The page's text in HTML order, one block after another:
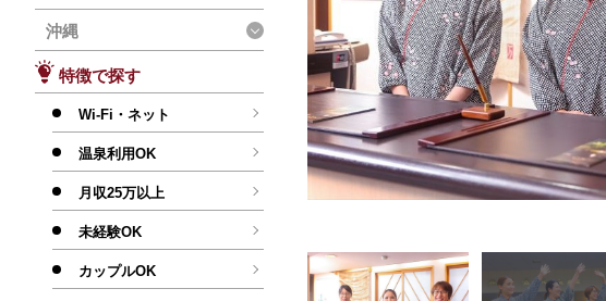
沖縄
特徴で探す
Wi-Fi・ネット
温泉利用OK
月収25万以上
未経験OK
カップルOK